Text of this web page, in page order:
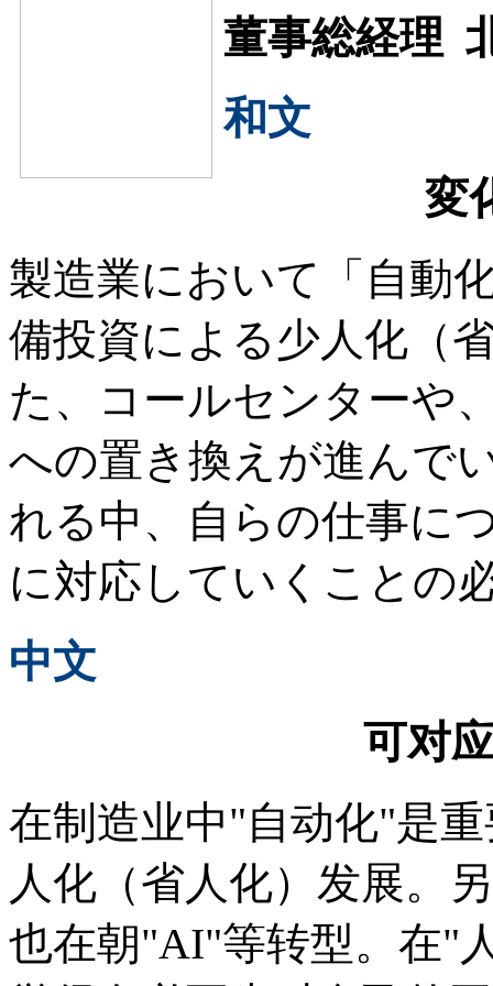
董事総経理
和文
変
製造業において「自動
備投資による少人化（
た、コールセンターや
への置き換えが進んで
れる中、自らの仕事に
に対応していくことの
中文
可对
在制造业中"自动化"是
人化（省人化）发展。
也在朝"AI"等转型。在"